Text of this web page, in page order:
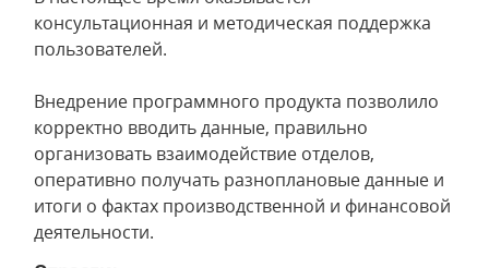
консультационная и методическая поддержка
пользователей.
Внедрение программного продукта позволило
корректно вводить данные, правильно
организовать взаимодействие отделов,
оперативно получать разноплановые данные и
итоги о фактах производственной и финансовой
деятельности.